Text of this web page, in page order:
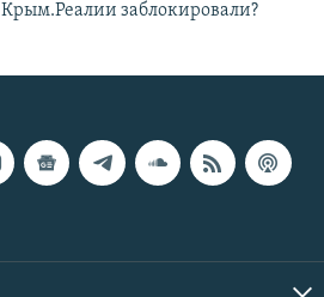
Крым.Реалии заблокировали?